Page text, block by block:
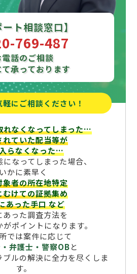
ート相談窓口】
769-487
電話のご相談
承っております
にご相談ください！
れなくなってしまった…
れていた配当等が
らなくなった…
なってしまった場合、
いかに素早く
象者の所在地特定
むけての証拠集め
あった手口など
あった調査方法を
ポイントになります。
では案件に応じて
弁護士・警察OBと
ルの解決に全力を尽くしま
す。